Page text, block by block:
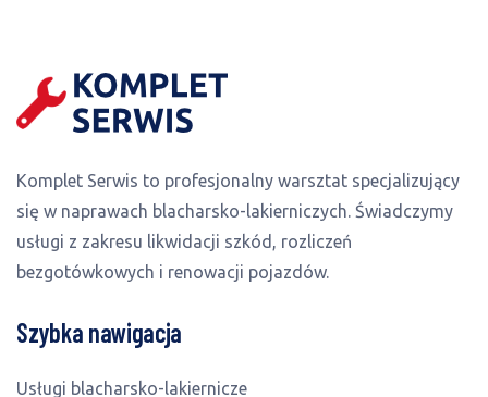
Komplet Serwis to profesjonalny warsztat specjalizujący
się w naprawach blacharsko-lakierniczych. Świadczymy
usługi z zakresu likwidacji szkód, rozliczeń
bezgotówkowych i renowacji pojazdów.
Szybka nawigacja
Usługi blacharsko-lakiernicze